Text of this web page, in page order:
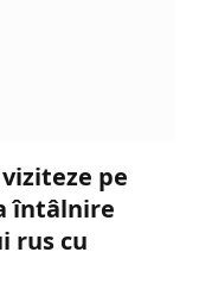
pe
întâlnire
rus cu